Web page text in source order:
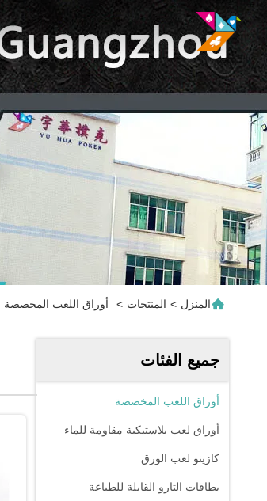
المنزل > المنتجات > أوراق اللعب المخصصة
جميع الفئات
أوراق اللعب المخصصة
أوراق لعب بلاستيكية مقاومة للماء
كازينو لعب الورق
بطاقات التارو القابلة للطباعة